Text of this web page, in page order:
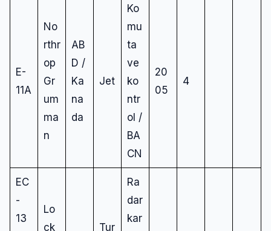
E-
11A
No
rthr
op
Gr
um
ma
n
AB
D /
Ka
na
da
Jet
Ko
mu
ta
ve
ko
ntr
ol /
BA
CN
20
05
4
EC
-
13
Lo
ck
Tur
Ra
dar
kar